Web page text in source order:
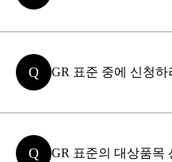
Q GR 표준 중에 신청
Q GR 표준의 대상품목